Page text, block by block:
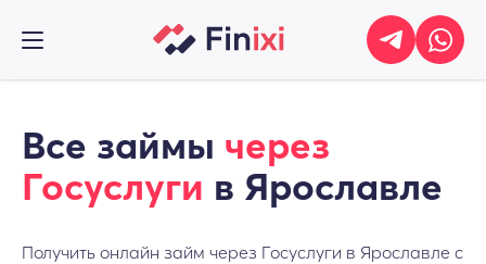
Все займы через
Госуслуги в Ярославле
Получить онлайн займ через Госуслуги в Ярославле с